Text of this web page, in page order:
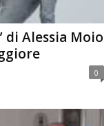
di Alessia Moio
0